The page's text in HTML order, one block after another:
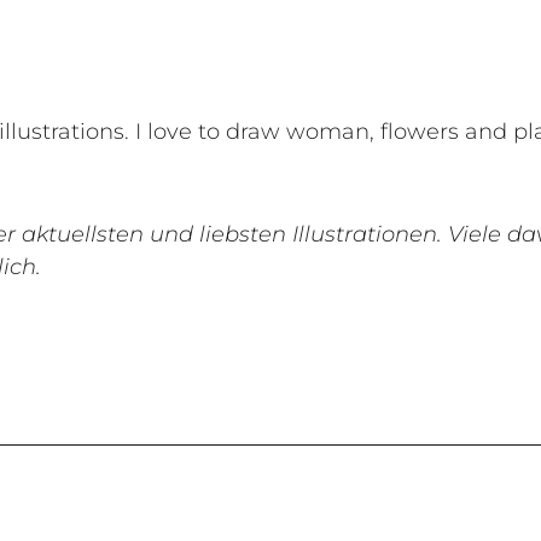
I love to draw woman, flowers and
aktuellsten und liebsten Illustrationen. Viele